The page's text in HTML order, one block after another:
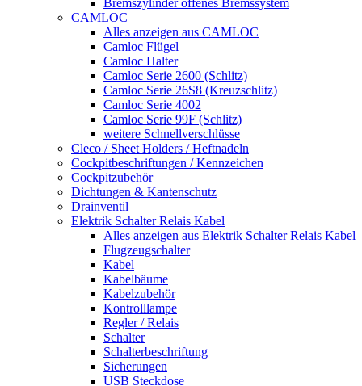
CAMLOC
Alles anzeigen aus CAMLOC
Camloc Flügel
Camloc Halter
Camloc Serie 2600 (Schlitz)
Camloc Serie 26S8 (Kreuzschlitz)
Camloc Serie 4002
Camloc Serie 99F (Schlitz)
weitere Schnellverschlüsse
Cleco / Sheet Holders / Heftnadeln
Cockpitbeschriftungen / Kennzeichen
Cockpitzubehör
Dichtungen & Kantenschutz
Drainventil
Elektrik Schalter Relais Kabel
Alles anzeigen aus Elektrik Schalter Relais Kabel
Flugzeugschalter
Kabel
Kabelbäume
Kabelzubehör
Kontrolllampe
Regler / Relais
Schalter
Schalterbeschriftung
Sicherungen
USB Steckdose